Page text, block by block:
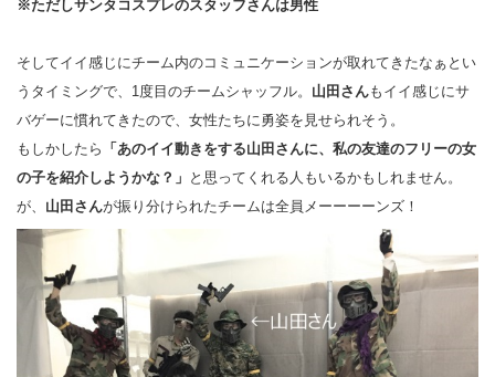
※ただしサンタコスプレのスタッフさんは男性
そしてイイ感じにチーム内のコミュニケーションが取れてきたなぁとい
うタイミングで、1度目のチームシャッフル。 山田さんもイイ感じにサ
バゲーに慣れてきたので、女性たちに勇姿を見せられそう。
もしかしたら 「あのイイ動きをする山田さんに、私の友達のフリーの女
の子を紹介しようかな？」 と思ってくれる人もいるかもしれません。
が、 山田さんが振り分けられたチームは全員メーーーーンズ！